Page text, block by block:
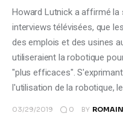
Howard Lutnick a affirmé la
interviews télévisées, que
des emplois et des usines
utiliseraient la robotique
"plus efficaces".
l'utilisation de la robotique,
03/29/2019 0 BY